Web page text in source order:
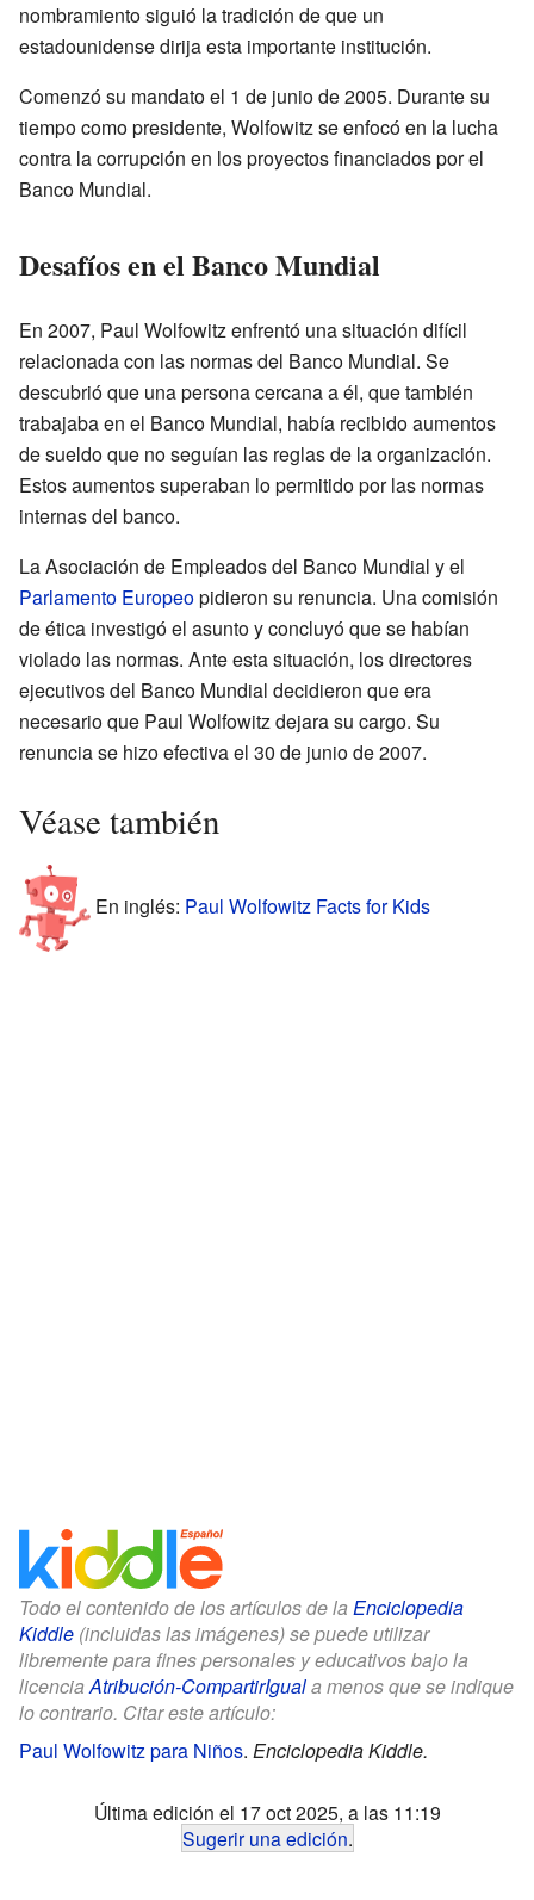
nombramiento siguió la tradición de que un
estadounidense dirija esta importante institución.
Comenzó su mandato el 1 de junio de 2005. Durante su
tiempo como presidente, Wolfowitz se enfocó en la lucha
contra la corrupción en los proyectos financiados por el
Banco Mundial.
Desafíos en el Banco Mundial
En 2007, Paul Wolfowitz enfrentó una situación difícil
relacionada con las normas del Banco Mundial. Se
descubrió que una persona cercana a él, que también
trabajaba en el Banco Mundial, había recibido aumentos
de sueldo que no seguían las reglas de la organización.
Estos aumentos superaban lo permitido por las normas
internas del banco.
La Asociación de Empleados del Banco Mundial y el
Parlamento Europeopidieron su renuncia. Una comisión
de ética investigó el asunto y concluyó que se habían
violado las normas. Ante esta situación, los directores
ejecutivos del Banco Mundial decidieron que era
necesario que Paul Wolfowitz dejara su cargo. Su
renuncia se hizo efectiva el 30 de junio de 2007.
Véase también
En inglés: Paul Wolfowitz Facts for Kids
Todo el contenido de los artículos de la Enciclopedia
Kiddle (incluidas las imágenes) se puede utilizar
libremente para fines personales y educativos bajo la
licenciaAtribución-CompartirIguala menos que se indique
lo contrario. Citar este artículo:
Paul Wolfowitz para Niños. Enciclopedia Kiddle.
Última edición el 17 oct 2025, a las 11:19
Sugerir una edición.